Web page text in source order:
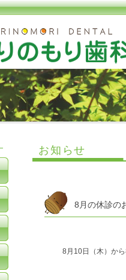
お知らせ
8月の休診の
8月10日（木）か